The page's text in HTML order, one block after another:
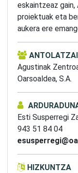
eskaintzeaz
proiektuak eta
aukera ere
Agustinak
Oarsoaldea, S.A.
Esti Susperregi
943 51 84 04
HIZKUNTZA